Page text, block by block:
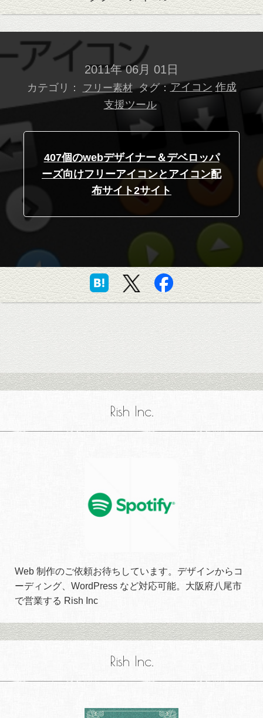
2011年 06月 01日
カテゴリ： フリー素材 タグ：アイコン 作成
支援ツール
407個のwebデザイナー＆デベロッパ
ーズ向けフリーアイコンとアイコン配
布サイト2サイト
Rish Inc.
Web 制作のご依頼お待ちしています。デザインからコ
ーディング、WordPress など対応可能。大阪府八尾市
で営業する Rish Inc
Rish Inc.